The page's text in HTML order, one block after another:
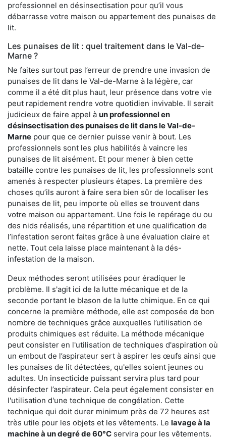
professionnel en désinsectisation pour qu’il vous
débarrasse votre maison ou appartement des punaises de
lit.
Les punaises de lit : quel traitement dans le Val-de-
Marne ?
Ne faites surtout pas l’erreur de prendre une invasion de
punaises de lit dans le Val-de-Marne à la légère, car
comme il a été dit plus haut, leur présence dans votre vie
peut rapidement rendre votre quotidien invivable. Il serait
judicieux de faire appel à un professionnel en
désinsectisation des punaises de lit dans le Val-de-
Marne pour que ce dernier puisse venir à bout. Les
professionnels sont les plus habilités à vaincre les
punaises de lit aisément. Et pour mener à bien cette
bataille contre les punaises de lit, les professionnels sont
amenés à respecter plusieurs étapes. La première des
choses qu’ils auront à faire sera bien sûr de localiser les
punaises de lit, peu importe où elles se trouvent dans
votre maison ou appartement. Une fois le repérage du ou
des nids réalisés, une répartition et une qualification de
l’infestation seront faites grâce à une évaluation claire et
nette. Tout cela laisse place maintenant à la dés-
infestation de la maison.
Deux méthodes seront utilisées pour éradiquer le
problème. Il s'agit ici de la lutte mécanique et de la
seconde portant le blason de la lutte chimique. En ce qui
concerne la première méthode, elle est composée de bon
nombre de techniques grâce auxquelles l’utilisation de
produits chimiques est réduite. La méthode mécanique
peut consister en l'utilisation de techniques d'aspiration où
un embout de l’aspirateur sert à aspirer les œufs ainsi que
les punaises de lit détectées, qu'elles soient jeunes ou
adultes. Un insecticide puissant servira plus tard pour
désinfecter l’aspirateur. Cela peut également consister en
l'utilisation d'une technique de congélation. Cette
technique qui doit durer minimum près de 72 heures est
très utile pour les objets et les vêtements. Le lavage à la
machine à un degré de 60°C servira pour les vêtements.